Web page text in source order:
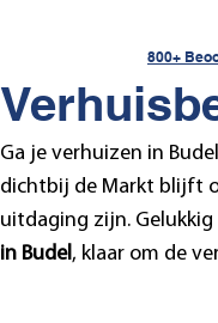
800+
Ga je verhuizen in
dichtbij de Markt blijft
uitdaging zijn.
in Budel, klaar om de